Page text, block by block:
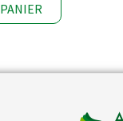
PANIER